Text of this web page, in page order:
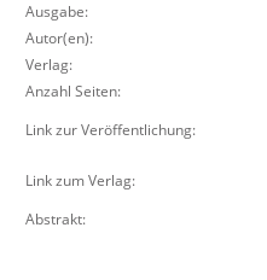
Ausgabe:
Autor(en):
Verlag:
Anzahl Seiten:
Link zur Veröffentlichung:
Link zum Verlag:
Abstrakt: